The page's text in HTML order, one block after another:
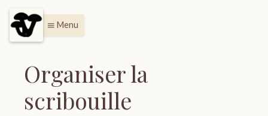
menu Menu
Organiser la
scribouille